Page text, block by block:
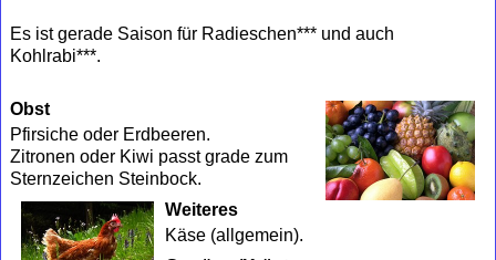
Es ist gerade Saison für Radieschen*** und auch
Kohlrabi***.
Obst
Pfirsiche oder Erdbeeren.
Zitronen oder Kiwi passt grade zum
Sternzeichen Steinbock.
Weiteres
Käse (allgemein).